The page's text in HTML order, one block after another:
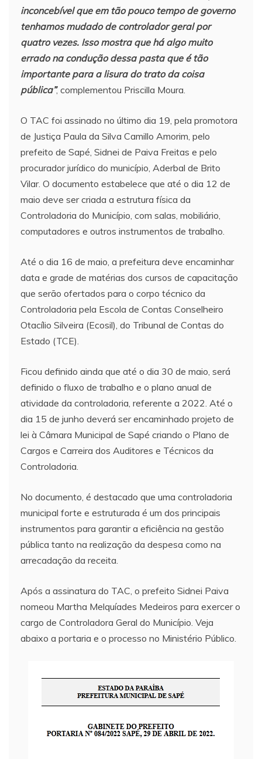
inconcebível que em tão pouco tempo de governo
tenhamos mudado de controlador geral por
quatro vezes. Isso mostra que há algo muito
errado na condução dessa pasta que é tão
importante para a lisura do trato da coisa
pública”, complementou Priscilla Moura.
O TAC foi assinado no último dia 19, pela promotora
de Justiça Paula da Silva Camillo Amorim, pelo
prefeito de Sapé, Sidnei de Paiva Freitas e pelo
procurador jurídico do município, Aderbal de Brito
Vilar. O documento estabelece que até o dia 12 de
maio deve ser criada a estrutura física da
Controladoria do Município, com salas, mobiliário,
computadores e outros instrumentos de trabalho.
Até o dia 16 de maio, a prefeitura deve encaminhar
data e grade de matérias dos cursos de capacitação
que serão ofertados para o corpo técnico da
Controladoria pela Escola de Contas Conselheiro
Otacílio Silveira (Ecosil), do Tribunal de Contas do
Estado (TCE).
Ficou definido ainda que até o dia 30 de maio, será
definido o fluxo de trabalho e o plano anual de
atividade da controladoria, referente a 2022. Até o
dia 15 de junho deverá ser encaminhado projeto de
lei à Câmara Municipal de Sapé criando o Plano de
Cargos e Carreira dos Auditores e Técnicos da
Controladoria.
No documento, é destacado que uma controladoria
municipal forte e estruturada é um dos principais
instrumentos para garantir a eficiência na gestão
pública tanto na realização da despesa como na
arrecadação da receita.
Após a assinatura do TAC, o prefeito Sidnei Paiva
nomeou Martha Melquíades Medeiros para exercer o
cargo de Controladora Geral do Município. Veja
abaixo a portaria e o processo no Ministério Público.